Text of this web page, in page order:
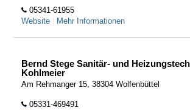
05341-61955
Website
Mehr Informationen
Bernd Stege Sanitär- und
Kohlmeier
Am Rehmanger 15, 38304 Wolfenbüttel
05331-469491